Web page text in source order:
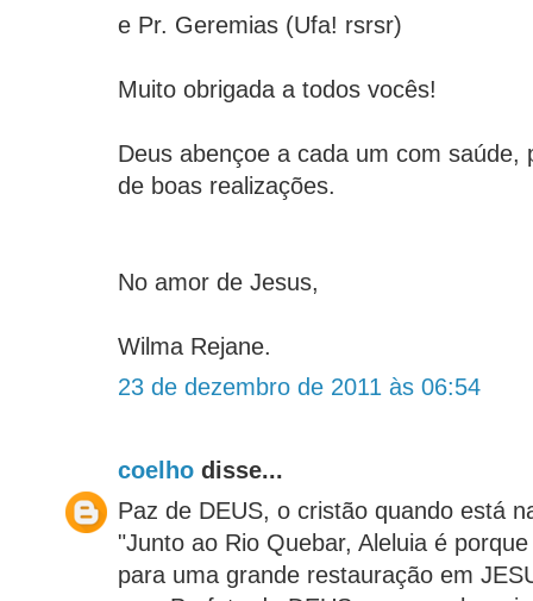
e Pr. Geremias (Ufa! rsrsr)
Muito obrigada a todos vocês!
Deus abençoe a cada um com saúde,
de boas realizações.
No amor de Jesus,
Wilma Rejane.
23 de dezembro de 2011 às 06:54
coelho disse...
Paz de DEUS, o cristão quando está
"Junto ao Rio Quebar, Aleluia é
para uma grande restauração em